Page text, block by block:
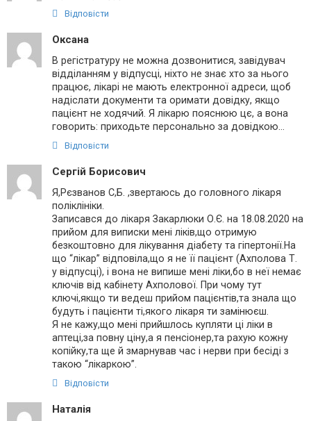
Відповісти
Оксана
В регістратуру не можна дозвонитися, завідувач
відділанням у відпусці, ніхто не знає хто за нього
працює, лікарі не мають електронної адреси, щоб
надіслати документи та оримати довідку, якщо
пацієнт не ходячий. Я лікарю пояснюю цє, а вона
говорить: приходьте персонально за довідкою…
Відповісти
Сергій Борисович
Я,Рєзванов С,Б. ,звертаюсь до головного лікаря
поліклініки.
Записався до лікаря Закарлюки О.Є. на 18.08.2020 на
прийом для виписки мені ліків,що отримую
безкоштовно для лікування діабету та гіпертонії.На
що “лікар” відповіла,що я не її пацієнт (Ахполова Т.
у відпусці), і вона не випише мені ліки,бо в неї немає
ключів від кабінету Ахполової. При чому тут
ключі,якщо ти ведеш прийом пацієнтів,та знала що
будуть і пацієнти ті,якого лікаря ти замінюєш.
Я не кажу,що мені прийшлось купляти ці ліки в
аптеці,за повну ціну,а я пенсіонер,та рахую кожну
копійку,та ще й змарнував час і нерви при бесіді з
такою “лікаркою”.
Відповісти
Наталія